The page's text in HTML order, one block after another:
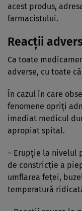
acest produs,
farmacistului.
Reacţii
Ca toate
adverse, cu toate
În cazul în care
fenomene opriţi
imediat medicul
apropiat spital.
– Erupţie la nivelul
de constricţie a
umflarea feţei,
temperatură